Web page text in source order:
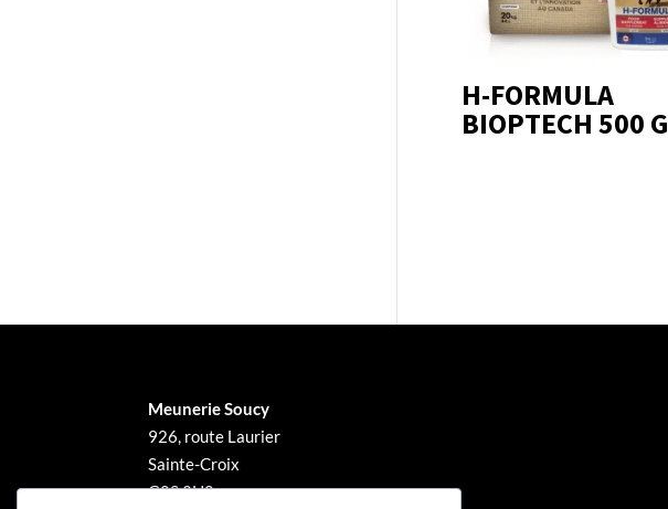
H-FORMULA
BIOPTECH 500 G
Meunerie Soucy
926, route Laurier
Sainte-Croix
G0S 2H0